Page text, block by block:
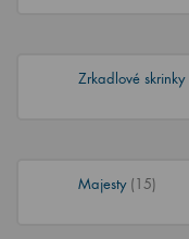
Zrkadlové skrinky
Majesty (15)